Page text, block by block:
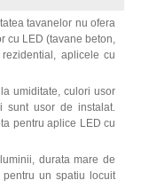
tavanelor nu ofera
cu LED (tavane beton,
aplicele cu
umiditate, culori usor
sunt usor de instalat.
pentru aplice LED cu
durata mare de
un spatiu locuit